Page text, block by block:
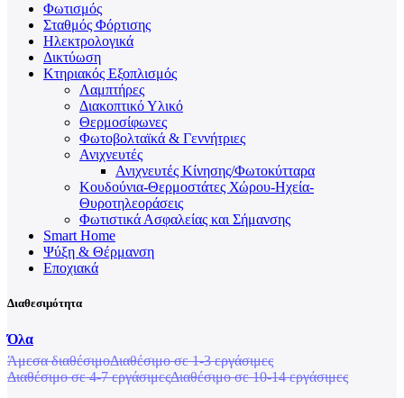
Φωτισμός
Σταθμός Φόρτισης
Ηλεκτρολογικά
Δικτύωση
Κτηριακός Εξοπλισμός
Λαμπτήρες
Διακοπτικό Υλικό
Θερμοσίφωνες
Φωτοβολταϊκά & Γεννήτριες
Ανιχνευτές
Ανιχνευτές Κίνησης/Φωτοκύτταρα
Κουδούνια-Θερμοστάτες Χώρου-Ηχεία-
Θυροτηλεοράσεις
Φωτιστικά Ασφαλείας και Σήμανσης
Smart Home
Ψύξη & Θέρμανση
Εποχιακά
Διαθεσιμότητα
Όλα
Άμεσα διαθέσιμοΔιαθέσιμο σε 1-3 εργάσιμες
Διαθέσιμο σε 4-7 εργάσιμεςΔιαθέσιμο σε 10-14 εργάσιμες